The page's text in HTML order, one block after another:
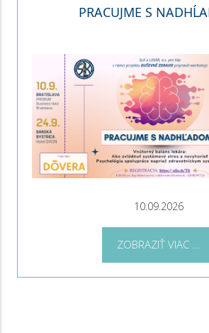
PRACUJME S
10.09.2026
ZOBRAZIŤ VIAC ...